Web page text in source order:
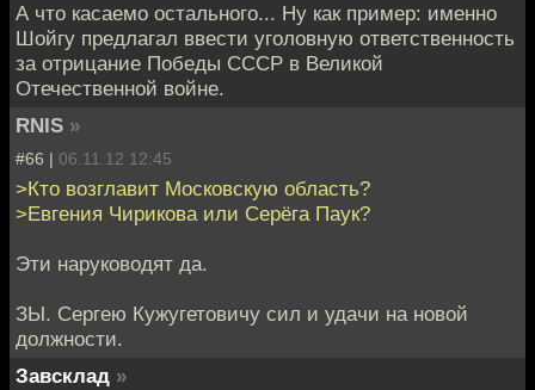
А что касаемо остального... Ну как пример: именно
Шойгу предлагал ввести уголовную ответственность
за отрицание Победы СССР в Великой
Отечественной войне.
RNIS »
#66 | 06.11.12 12:45
>Кто возглавит Московскую область?
>Евгения Чирикова или Серёга Паук?
Эти наруководят да.
ЗЫ. Сергею Кужугетовичу сил и удачи на новой
должности.
Завсклад »